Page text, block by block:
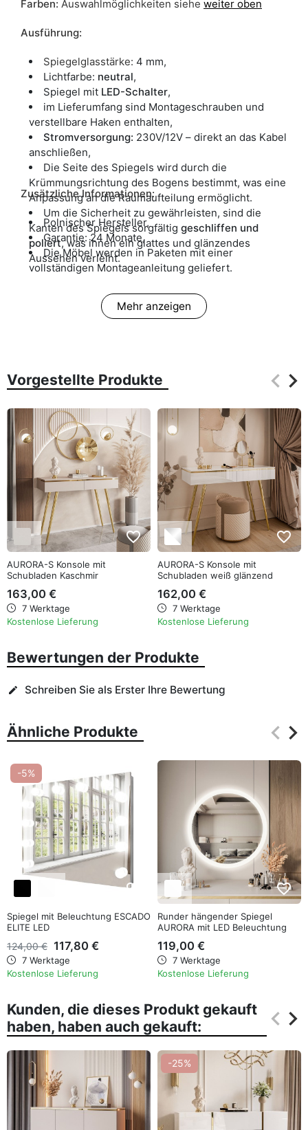
Farben: Auswahlmöglichkeiten siehe weiter oben
Ausführung:
Spiegelglasstärke: 4 mm,
Lichtfarbe: neutral,
Spiegel mit LED-Schalter,
im Lieferumfang sind Montageschrauben und
verstellbare Haken enthalten,
Stromversorgung: 230V/12V – direkt an das Kabel
anschließen,
Die Seite des Spiegels wird durch die
Krümmungsrichtung des Bogens bestimmt, was eine
Anpassung an die Raumaufteilung ermöglicht.
Um die Sicherheit zu gewährleisten, sind die
Kanten des Spiegels sorgfältig geschliffen und
poliert, was ihnen ein glattes und glänzendes
Aussehen verleiht.
Zusätzliche Informationen:
Polnischer Hersteller,
Garantie: 24 Monate,
Die Möbel werden in Paketen mit einer
vollständigen Montageanleitung geliefert.
Mehr anzeigen
Vorgestellte Produkte keyboard_arrow_left
keyboard_arrow_right
favorite_border
AURORA-S Konsole mit
Schubladen Kaschmir
163,00 €
7 Werktage
Kostenlose Lieferung
favorite_border
AURORA-S Konsole mit
Schubladen weiß glänzend
162,00 €
7 Werktage
Kostenlose Lieferung
Bewertungen der Produkte
edit Schreiben Sie als Erster Ihre Bewertung
Ähnliche Produkte keyboard_arrow_left
keyboard_arrow_right
-5%
favorite_border
Spiegel mit Beleuchtung ESCADO
ELITE LED
124,00 € 117,80 €
7 Werktage
Kostenlose Lieferung
favorite_border
Runder hängender Spiegel
AURORA mit LED Beleuchtung
119,00 €
7 Werktage
Kostenlose Lieferung
Kunden, die dieses Produkt gekauft
haben, haben auch gekauft:
keyboard_arrow_left
keyboard_arrow_right
-25%